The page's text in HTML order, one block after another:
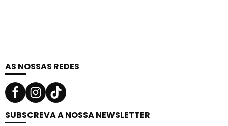
AS NOSSAS REDES
SUBSCREVA A NOSSA NEWSLETTER